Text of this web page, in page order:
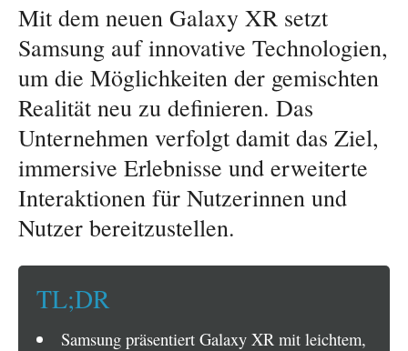
Mit dem neuen Galaxy XR setzt
Samsung auf innovative Technologien,
um die Möglichkeiten der gemischten
Realität neu zu definieren. Das
Unternehmen verfolgt damit das Ziel,
immersive Erlebnisse und erweiterte
Interaktionen für Nutzerinnen und
Nutzer bereitzustellen.
TL;DR
Samsung präsentiert Galaxy XR mit leichtem,